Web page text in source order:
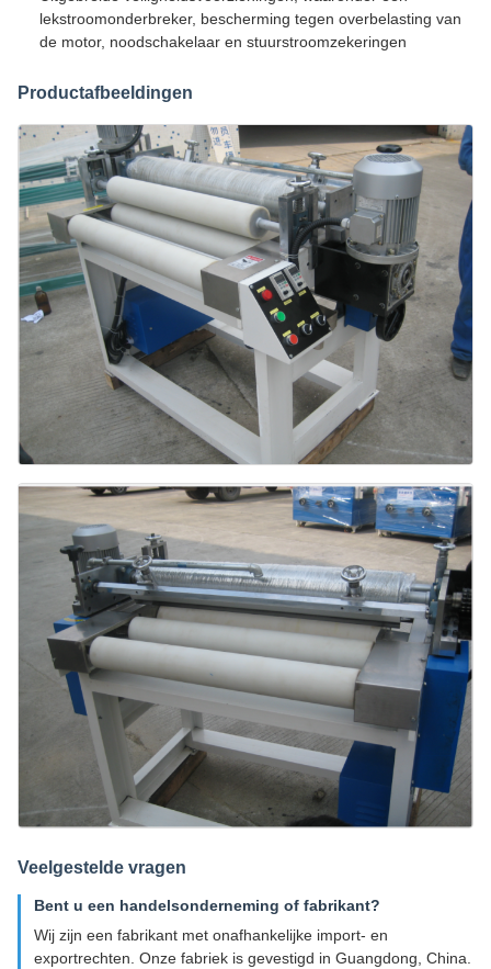
lekstroomonderbreker, bescherming tegen overbelasting van
de motor, noodschakelaar en stuurstroomzekeringen
Productafbeeldingen
Veelgestelde vragen
Bent u een handelsonderneming of fabrikant?
Wij zijn een fabrikant met onafhankelijke import- en
exportrechten. Onze fabriek is gevestigd in Guangdong, China.